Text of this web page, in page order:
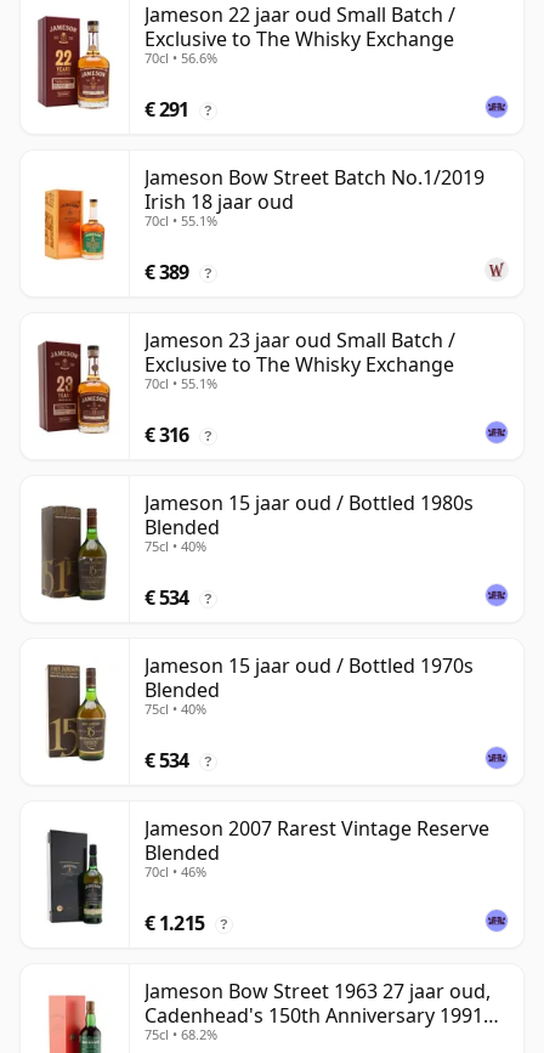
Jameson 22 jaar oud Small Batch /
Exclusive to The Whisky Exchange
70cl • 56.6%
€ 291 ?
Jameson Bow Street Batch No.1/2019
Irish 18 jaar oud
70cl • 55.1%
€ 389 ?
Jameson 23 jaar oud Small Batch /
Exclusive to The Whisky Exchange
70cl • 55.1%
€ 316 ?
Jameson 15 jaar oud / Bottled 1980s
Blended
75cl • 40%
€ 534 ?
Jameson 15 jaar oud / Bottled 1970s
Blended
75cl • 40%
€ 534 ?
Jameson 2007 Rarest Vintage Reserve
Blended
70cl • 46%
€ 1.215 ?
Jameson Bow Street 1963 27 jaar oud,
Cadenhead's 150th Anniversary 1991
Bottling with Box
75cl • 68.2%